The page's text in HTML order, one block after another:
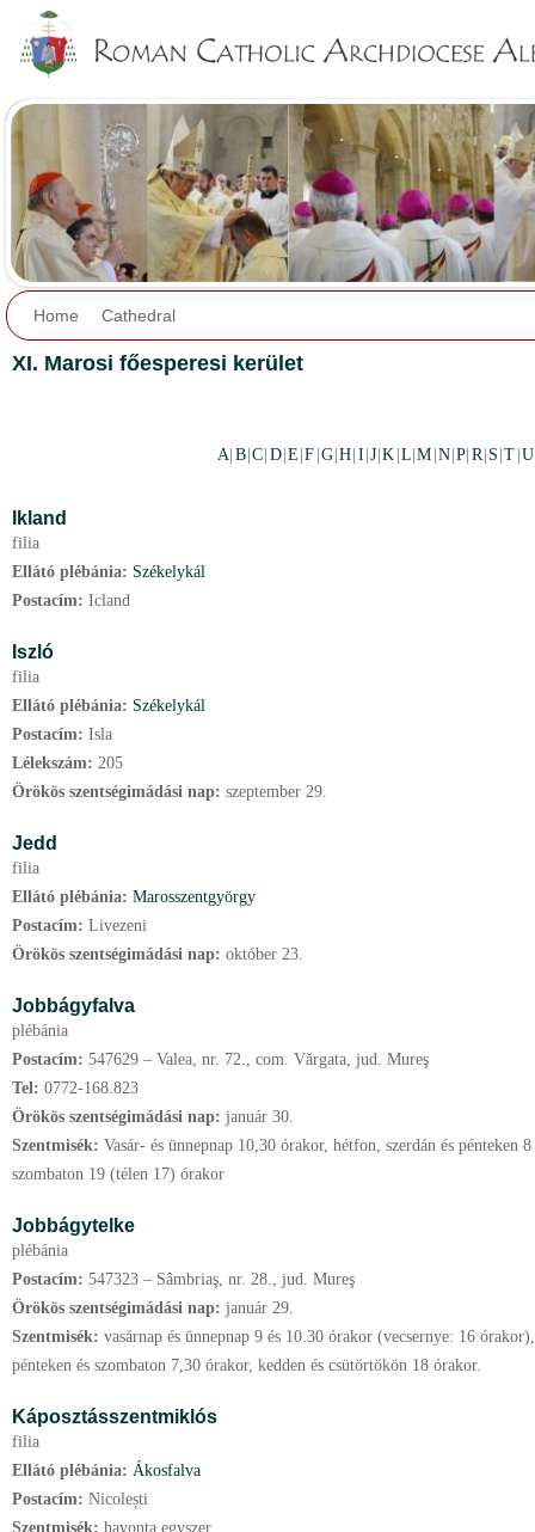
Home Cathedral
XI. Marosi főesperesi kerület
A B |C D E |F G |H I |J |K L |M N |P R| S |T U
Ikland
filia
Ellátó plébánia: Székelykál
Postacím: Icland
Iszló
filia
Ellátó plébánia: Székelykál
Postacím: Isla
Lélekszám: 205
Örökös szentségimádási nap: szeptember 29.
Jedd
filia
Ellátó plébánia: Marosszentgyörgy
Postacím: Livezeni
Örökös szentségimádási nap: október 23.
Jobbágyfalva
plébánia
Postacím: 547629 – Valea, nr. 72., com. Vărgata, jud. Mureş
Tel: 0772-168.823
Örökös szentségimádási nap: január 30.
Szentmisék: Vasár- és ünnepnap 10,30 órakor, hétfon, szerdán és pénteken
szombaton 19 (télen 17) órakor
Jobbágytelke
plébánia
Postacím: 547323 – Sâmbriaş, nr. 28., jud. Mureş
Örökös szentségimádási nap: január 29.
Szentmisék: vasárnap és ünnepnap 9 és 10.30 órakor (vecsernye: 16
pénteken és szombaton 7,30 órakor, kedden és csütörtökön 18 órakor.
Káposztásszentmiklós
filia
Ellátó plébánia: Ákosfalva
Postacím: Nicolești
Szentmisék: havonta egyszer